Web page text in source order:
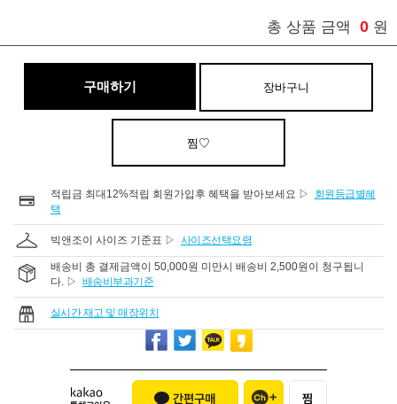
총 상품 금액 0 원
구매하기 장바구니
찜♡
적립금 최대12%적립 회원가입후 혜택을 받아보세요 ▷
회원등급별혜
택
빅앤조이 사이즈 기준표 ▷ 사이즈선택요령
배송비 총 결제금액이 50,000원 미만시 배송비 2,500원이 청구됩니
다. ▷ 배송비부과기준
실시간 재고 및 매장위치